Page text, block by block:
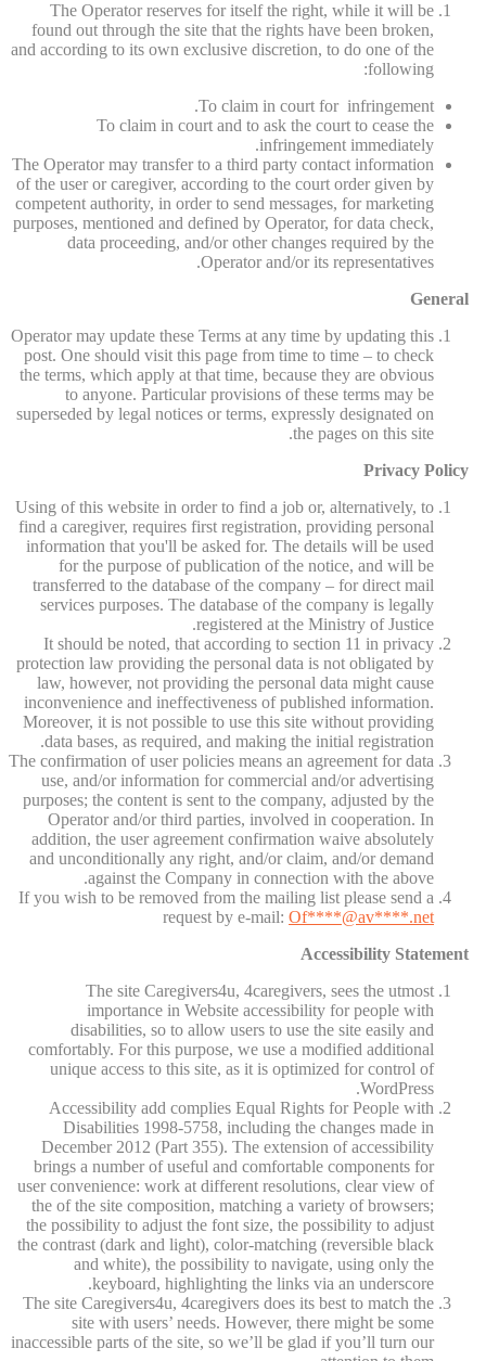
The Operator reserves for itself the right, while it will be
found out through the site that the rights have been broken,
and according to its own exclusive discretion, to do one of the
following:
To claim in court for infringement.
To claim in court and to ask the court to cease the
infringement immediately.
The Operator may transfer to a third party contact information
of the user or caregiver, according to the court order given by
competent authority, in order to send messages, for marketing
purposes, mentioned and defined by Operator, for data check,
data proceeding, and/or other changes required by the
Operator and/or its representatives.
General
Operator may update these Terms at any time by updating this
post. One should visit this page from time to time – to check
the terms, which apply at that time, because they are obvious
to anyone. Particular provisions of these terms may be
superseded by legal notices or terms, expressly designated on
the pages on this site.
Privacy Policy
Using of this website in order to find a job or, alternatively, to
find a caregiver, requires first registration, providing personal
information that you'll be asked for. The details will be used
for the purpose of publication of the notice, and will be
transferred to the database of the company – for direct mail
services purposes. The database of the company is legally
registered at the Ministry of Justice.
It should be noted, that according to section 11 in privacy
protection law providing the personal data is not obligated by
law, however, not providing the personal data might cause
inconvenience and ineffectiveness of published information.
Moreover, it is not possible to use this site without providing
data bases, as required, and making the initial registration.
The confirmation of user policies means an agreement for data
use, and/or information for commercial and/or advertising
purposes; the content is sent to the company, adjusted by the
Operator and/or third parties, involved in cooperation. In
addition, the user agreement confirmation waive absolutely
and unconditionally any right, and/or claim, and/or demand
against the Company in connection with the above.
If you wish to be removed from the mailing list please send a
request by e-mail: Of****@av****.net
Accessibility Statement
The site Caregivers4u, 4caregivers, sees the utmost
importance in Website accessibility for people with
disabilities, so to allow users to use the site easily and
comfortably. For this purpose, we use a modified additional
unique access to this site, as it is optimized for control of
WordPress.
Accessibility add complies Equal Rights for People with
Disabilities 1998-5758, including the changes made in
December 2012 (Part 355). The extension of accessibility
brings a number of useful and comfortable components for
user convenience: work at different resolutions, clear view of
the of the site composition, matching a variety of browsers;
the possibility to adjust the font size, the possibility to adjust
the contrast (dark and light), color-matching (reversible black
and white), the possibility to navigate, using only the
keyboard, highlighting the links via an underscore.
The site Caregivers4u, 4caregivers does its best to match the
site with users’ needs. However, there might be some
inaccessible parts of the site, so we’ll be glad if you’ll turn our